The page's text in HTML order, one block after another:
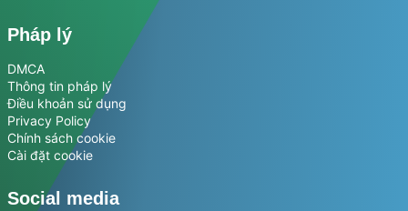
Pháp lý
DMCA
Thông tin pháp lý
Điều khoản sử dụng
Privacy Policy
Chính sách cookie
Cài đặt cookie
Social media